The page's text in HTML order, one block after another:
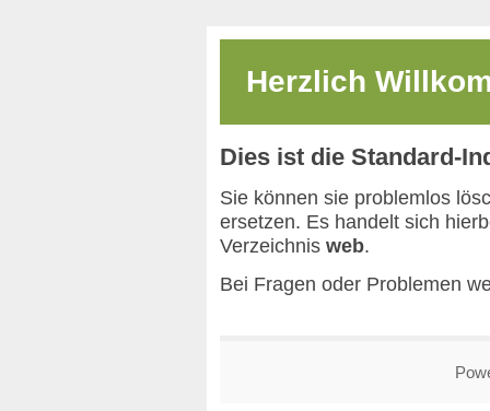
Herzlich
Dies ist die Standard-
Sie können sie problemlos
ersetzen. Es handelt sich
Verzeichnis web.
Bei Fragen oder Problemen